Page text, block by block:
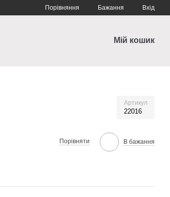
Порівняння Бажання Вхід
Мій кошик
Артикул
22016
Порівняти В бажання